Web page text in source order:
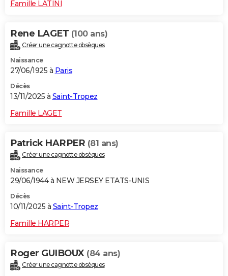
Famille LATINI
Rene LAGET (100 ans)
Créer une cagnotte obsèques
Naissance
27/06/1925 à Paris
Décès
13/11/2025 à Saint-Tropez
Famille LAGET
Patrick HARPER (81 ans)
Créer une cagnotte obsèques
Naissance
29/06/1944 à NEW JERSEY ETATS-UNIS
Décès
10/11/2025 à Saint-Tropez
Famille HARPER
Roger GUIBOUX (84 ans)
Créer une cagnotte obsèques